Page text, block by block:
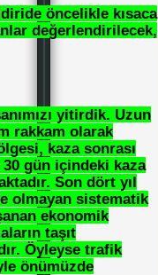
öncelikle kısaca
değerlendirilecek,
yitirdik. Uzun
rakkam olarak
kaza sonrası
30 gün içindeki kaza
Son dört yıl
olmayan sistematik
ekonomik
taşıt
Öyleyse trafik
önümüzde